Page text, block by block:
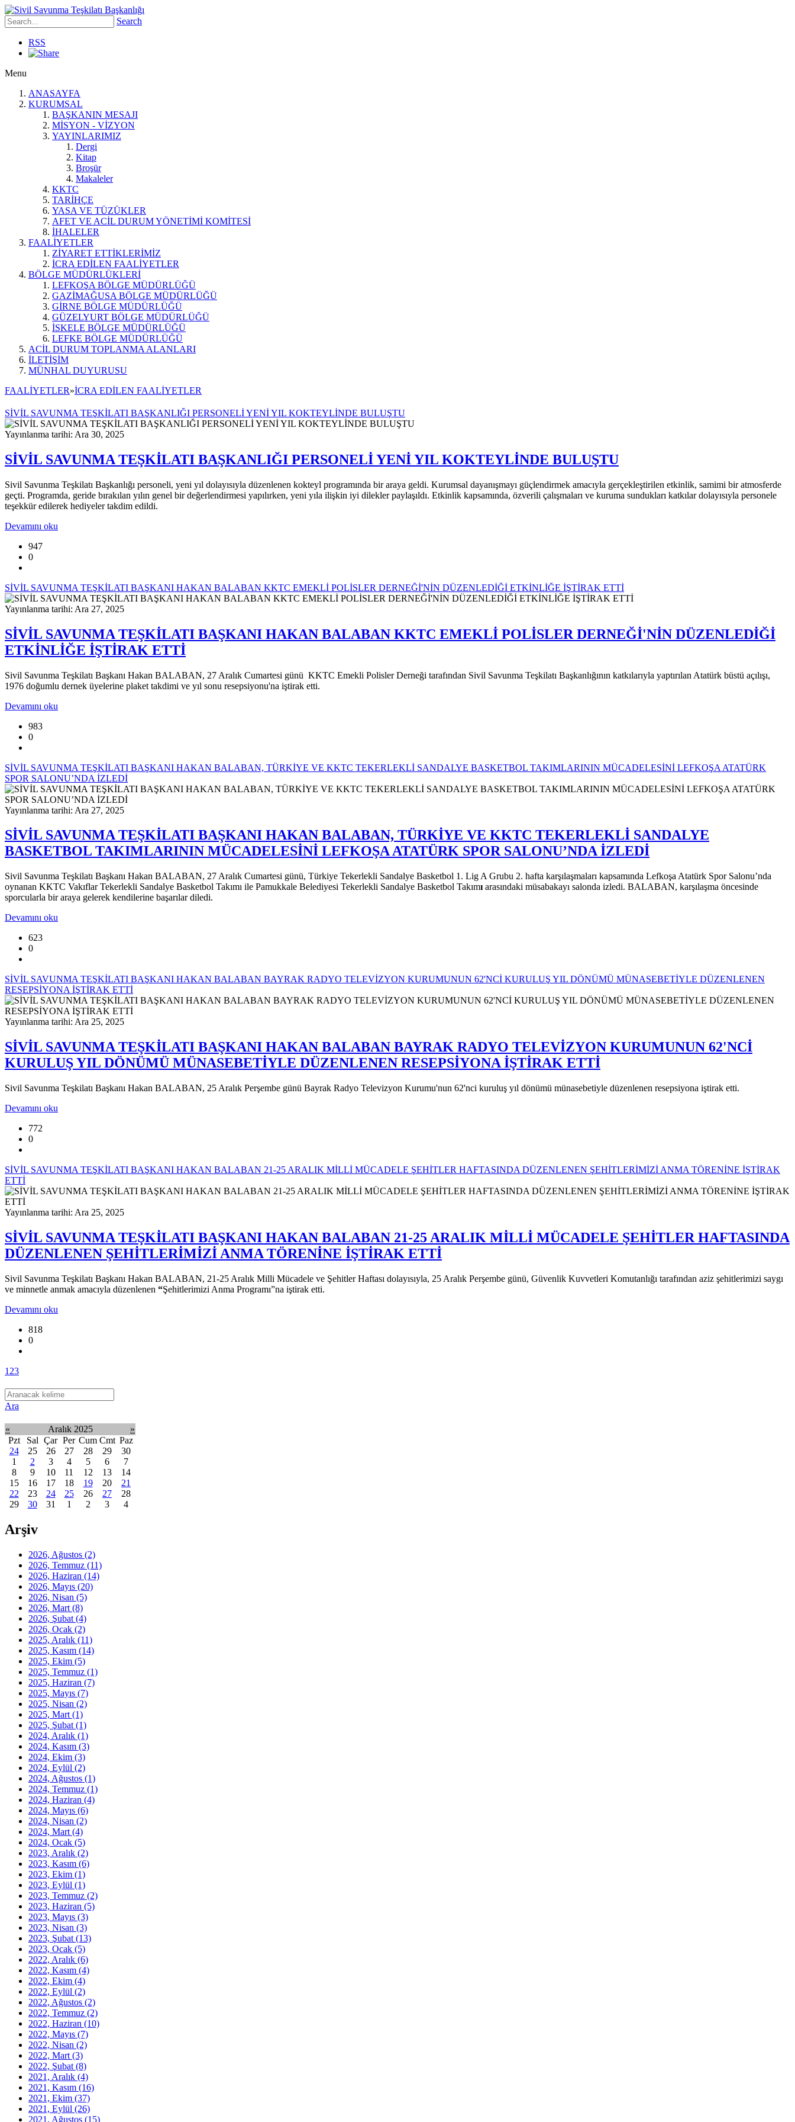
Search
RSS
Menu
ANASAYFA
KURUMSAL
BAŞKANIN MESAJI
MİSYON - VİZYON
YAYINLARIMIZ
Dergi
Kitap
Broşür
Makaleler
KKTC
TARİHÇE
YASA VE TÜZÜKLER
AFET VE ACİL DURUM YÖNETİMİ KOMİTESİ
İHALELER
FAALİYETLER
ZİYARET ETTİKLERİMİZ
İCRA EDİLEN FAALİYETLER
BÖLGE MÜDÜRLÜKLERİ
LEFKOŞA BÖLGE MÜDÜRLÜĞÜ
GAZİMAĞUSA BÖLGE MÜDÜRLÜĞÜ
GİRNE BÖLGE MÜDÜRLÜĞÜ
GÜZELYURT BÖLGE MÜDÜRLÜĞÜ
İSKELE BÖLGE MÜDÜRLÜĞÜ
LEFKE BÖLGE MÜDÜRLÜĞÜ
ACİL DURUM TOPLANMA ALANLARI
İLETİŞİM
MÜNHAL DUYURUSU
FAALİYETLER»İCRA EDİLEN FAALİYETLER
SİVİL SAVUNMA TEŞKİLATI BAŞKANLIĞI PERSONELİ YENİ YIL KOKTEYLİNDE BULUŞTU
Yayınlanma tarihi: Ara 30, 2025
SİVİL SAVUNMA TEŞKİLATI BAŞKANLIĞI PERSONELİ YENİ YIL KOKTEYLİNDE BULUŞTU
Sivil Savunma Teşkilatı Başkanlığı personeli, yeni yıl dolayısıyla düzenlenen kokteyl programında bir araya geldi. Kurumsal dayanışmayı güçlendirmek amacıyla gerçekleştirilen etkinlik, samimi bir atmosferde
geçti. Programda, geride bırakılan yılın genel bir değerlendirmesi yapılırken, yeni yıla ilişkin iyi dilekler paylaşıldı. Etkinlik kapsamında, özverili çalışmaları ve kuruma sundukları katkılar dolayısıyla personele
teşekkür edilerek hediyeler takdim edildi.
Devamını oku
947
0
SİVİL SAVUNMA TEŞKİLATI BAŞKANI HAKAN BALABAN KKTC EMEKLİ POLİSLER DERNEĞİ'NİN DÜZENLEDİĞİ ETKİNLİĞE İŞTİRAK ETTİ
Yayınlanma tarihi: Ara 27, 2025
SİVİL SAVUNMA TEŞKİLATI BAŞKANI HAKAN BALABAN KKTC EMEKLİ POLİSLER DERNEĞİ'NİN DÜZENLEDİĞİ
ETKİNLİĞE İŞTİRAK ETTİ
Sivil Savunma Teşkilatı Başkanı Hakan BALABAN, 27 Aralık Cumartesi günü KKTC Emekli Polisler Derneği tarafından Sivil Savunma Teşkilatı Başkanlığının katkılarıyla yaptırılan Atatürk büstü açılışı,
1976 doğumlu dernek üyelerine plaket takdimi ve yıl sonu resepsiyonu'na iştirak etti.
Devamını oku
983
0
SİVİL SAVUNMA TEŞKİLATI BAŞKANI HAKAN BALABAN, TÜRKİYE VE KKTC TEKERLEKLİ SANDALYE BASKETBOL TAKIMLARININ MÜCADELESİNİ LEFKOŞA ATATÜRK
SPOR SALONU’NDA İZLEDİ
Yayınlanma tarihi: Ara 27, 2025
SİVİL SAVUNMA TEŞKİLATI BAŞKANI HAKAN BALABAN, TÜRKİYE VE KKTC TEKERLEKLİ SANDALYE
BASKETBOL TAKIMLARININ MÜCADELESİNİ LEFKOŞA ATATÜRK SPOR SALONU’NDA İZLEDİ
Sivil Savunma Teşkilatı Başkanı Hakan BALABAN, 27 Aralık Cumartesi günü, Türkiye Tekerlekli Sandalye Basketbol 1. Lig A Grubu 2. hafta karşılaşmaları kapsamında Lefkoşa Atatürk Spor Salonu’nda
oynanan KKTC Vakıflar Tekerlekli Sandalye Basketbol Takımı ile Pamukkale Belediyesi Tekerlekli Sandalye Basketbol Takımı arasındaki müsabakayı salonda izledi. BALABAN, karşılaşma öncesinde
sporcularla bir araya gelerek kendilerine başarılar diledi.
Devamını oku
623
0
SİVİL SAVUNMA TEŞKİLATI BAŞKANI HAKAN BALABAN BAYRAK RADYO TELEVİZYON KURUMUNUN 62'NCİ KURULUŞ YIL DÖNÜMÜ MÜNASEBETİYLE DÜZENLENEN
RESEPSİYONA İŞTİRAK ETTİ
Yayınlanma tarihi: Ara 25, 2025
SİVİL SAVUNMA TEŞKİLATI BAŞKANI HAKAN BALABAN BAYRAK RADYO TELEVİZYON KURUMUNUN 62'NCİ
KURULUŞ YIL DÖNÜMÜ MÜNASEBETİYLE DÜZENLENEN RESEPSİYONA İŞTİRAK ETTİ
Sivil Savunma Teşkilatı Başkanı Hakan BALABAN, 25 Aralık Perşembe günü Bayrak Radyo Televizyon Kurumu'nun 62'nci kuruluş yıl dönümü münasebetiyle düzenlenen resepsiyona iştirak etti.
Devamını oku
772
0
SİVİL SAVUNMA TEŞKİLATI BAŞKANI HAKAN BALABAN 21-25 ARALIK MİLLİ MÜCADELE ŞEHİTLER HAFTASINDA DÜZENLENEN ŞEHİTLERİMİZİ ANMA TÖRENİNE İŞTİRAK
ETTİ
Yayınlanma tarihi: Ara 25, 2025
SİVİL SAVUNMA TEŞKİLATI BAŞKANI HAKAN BALABAN 21-25 ARALIK MİLLİ MÜCADELE ŞEHİTLER HAFTASINDA
DÜZENLENEN ŞEHİTLERİMİZİ ANMA TÖRENİNE İŞTİRAK ETTİ
Sivil Savunma Teşkilatı Başkanı Hakan BALABAN, 21-25 Aralık Milli Mücadele ve Şehitler Haftası dolayısıyla, 25 Aralık Perşembe günü, Güvenlik Kuvvetleri Komutanlığı tarafından aziz şehitlerimizi saygı
ve minnetle anmak amacıyla düzenlenen “Şehitlerimizi Anma Programı”na iştirak etti.
Devamını oku
818
0
1 23
Ara
« Aralık 2025
»
Pzt
Sal Çar Per Cum Cmt Paz
24
25 26 27 28 29
30
1
2 3 4 5 6
7
8
9 10 11 12 13
14
15
16 17 18 19 20
21
22
23 24 25 26 27
28
29
30 31 1 2 3 4
Arşiv
2026, Ağustos (2)
2026, Temmuz (11)
2026, Haziran (14)
2026, Mayıs (20)
2026, Nisan (5)
2026, Mart (8)
2026, Şubat (4)
2026, Ocak (2)
2025, Aralık (11)
2025, Kasım (14)
2025, Ekim (5)
2025, Temmuz (1)
2025, Haziran (7)
2025, Mayıs (7)
2025, Nisan (2)
2025, Mart (1)
2025, Şubat (1)
2024, Aralık (1)
2024, Kasım (3)
2024, Ekim (3)
2024, Eylül (2)
2024, Ağustos (1)
2024, Temmuz (1)
2024, Haziran (4)
2024, Mayıs (6)
2024, Nisan (2)
2024, Mart (4)
2024, Ocak (5)
2023, Aralık (2)
2023, Kasım (6)
2023, Ekim (1)
2023, Eylül (1)
2023, Temmuz (2)
2023, Haziran (5)
2023, Mayıs (3)
2023, Nisan (3)
2023, Şubat (13)
2023, Ocak (5)
2022, Aralık (6)
2022, Kasım (4)
2022, Ekim (4)
2022, Eylül (2)
2022, Ağustos (2)
2022, Temmuz (2)
2022, Haziran (10)
2022, Mayıs (7)
2022, Nisan (2)
2022, Mart (3)
2022, Şubat (8)
2021, Aralık (4)
2021, Kasım (16)
2021, Ekim (37)
2021, Eylül (26)
2021, Ağustos (15)